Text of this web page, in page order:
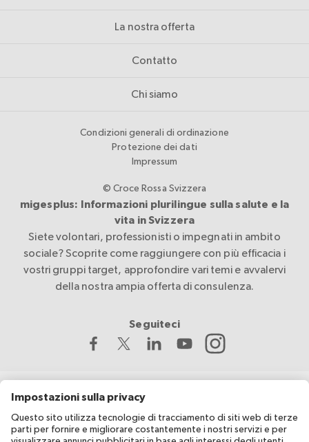
La nostra offerta
Contatto
Chi siamo
Condizioni generali di ordinazione
Protezione dei dati
Impressum
© Croce Rossa Svizzera
migesplus: Informazioni plurilingue sulla salute e la
vita in Svizzera
Siete volontari, professionisti o impegnati in ambito
sociale? Scoprite come raggiungere con più efficacia i
vostri gruppi target, approfondire vari temi e avvalervi
della nostra ampia offerta di consulenza.
Seguiteci